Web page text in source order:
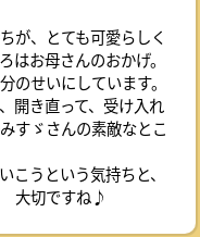
が、とても可愛らしく
はお母さんのおかげ。
のせいにしています。
開き直って、受け入れ
すゞさんの素敵なとこ
こうという気持ちと、
大切ですね♪